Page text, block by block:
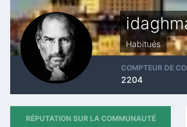
Habitués
COMPTEUR DE
2204
RÉPUTATION SUR LA COMMUNAUTÉ